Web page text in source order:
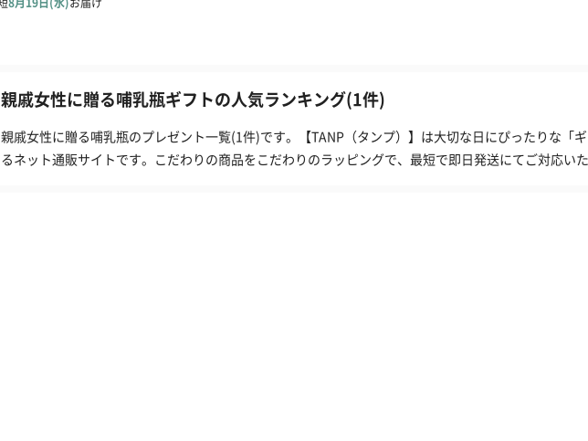
親戚女性に贈る哺乳瓶ギフトの人気ランキング(1件)
親戚女性に贈る哺乳瓶のプレゼント一覧(1件)です。【TANP（タンプ）】は大切な日にぴったりな「
るネット通販サイトです。こだわりの商品をこだわりのラッピングで、最短で即日発送にてご対応いた